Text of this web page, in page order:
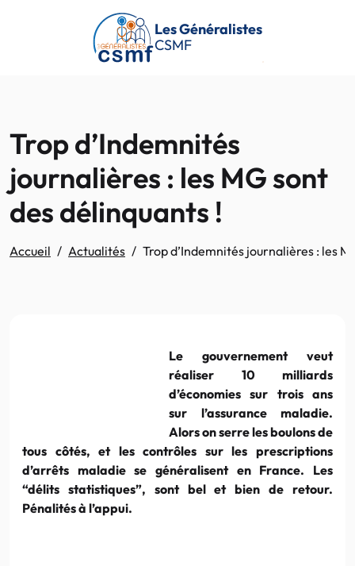
Passer au contenu principal
Les Généralistes
CSMF
Trop d’Indemnités
journalières : les MG sont
des délinquants !
Accueil Actualités Trop d’Indemnités journalières : les
Le gouvernement veut
réaliser 10 milliards
d’économies sur trois ans
sur l’assurance maladie.
Alors on serre les boulons de
tous côtés, et les contrôles sur les prescriptions
d’arrêts maladie se généralisent en France. Les
“délits statistiques”, sont bel et bien de retour.
Pénalités à l’appui.